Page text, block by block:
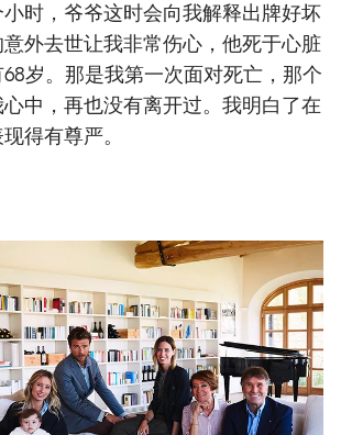
时，爷爷这时会向我解释出牌好坏
外去世让我非常伤心，他死于心脏
岁。那是我第一次面对死亡，那个
中，再也没有离开过。我明白了在
得有尊严。